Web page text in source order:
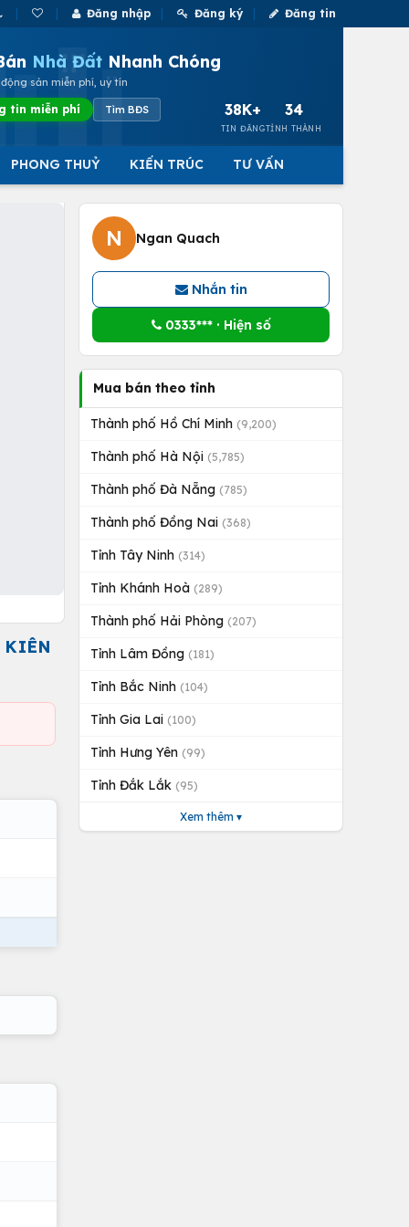
Đăng nhập Đăng ký Đăng tin
Nhà Đất Nhanh Chóng
sản miễn phí, uy tín
tin miễn phí Tìm BĐS 38K+
TIN ĐĂNG
34
TỈNH THÀNH
PHONG THUỶ KIẾN TRÚC TƯ VẤN
KIÊN
N Ngan Quach
Nhắn tin
0333*** · Hiện số
Mua bán theo tỉnh
Thành phố Hồ Chí Minh (9,200)
Thành phố Hà Nội (5,785)
Thành phố Đà Nẵng (785)
Thành phố Đồng Nai (368)
Tỉnh Tây Ninh (314)
Tỉnh Khánh Hoà (289)
Thành phố Hải Phòng (207)
Tỉnh Lâm Đồng (181)
Tỉnh Bắc Ninh (104)
Tỉnh Gia Lai (100)
Tỉnh Hưng Yên (99)
Tỉnh Đắk Lắk (95)
Xem thêm ▾